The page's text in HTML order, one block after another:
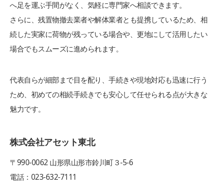
へ足を運ぶ手間がなく、気軽に専門家へ相談できます。
さらに、残置物撤去業者や解体業者とも提携しているため、相
続した実家に荷物が残っている場合や、更地にして活用したい
場合でもスムーズに進められます。
代表自らが細部まで目を配り、手続きや現地対応も迅速に行う
ため、初めての相続手続きでも安心して任せられる点が大きな
魅力です。
株式会社アセット東北
〒990-0062 山形県山形市鈴川町３-5-6
電話：023-632-7111